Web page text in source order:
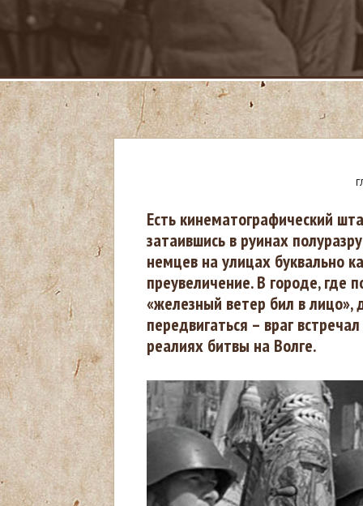
В
ы
з
д
с
Есть кинематографический
затаившись в руинах
немцев на улицах буквально
преувеличение. В городе, где
«железный ветер бил в
передвигаться – враг
реалиях битвы на Волге.